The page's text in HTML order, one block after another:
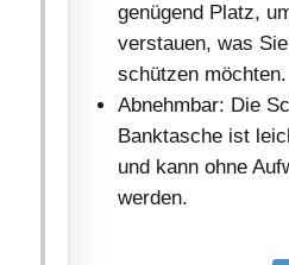
genügend Platz,
verstauen, was
schützen möchten.
Abnehmbar: Die
Banktasche ist
und kann ohne
werden.